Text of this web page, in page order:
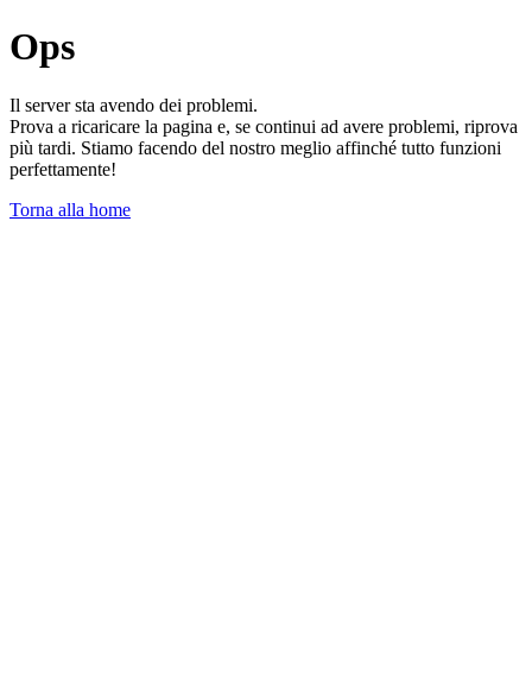
Ops
Il server sta avendo dei problemi.
Prova a ricaricare la pagina e, se continui ad avere problemi, riprova
più tardi. Stiamo facendo del nostro meglio affinché tutto funzioni
perfettamente!
Torna alla home